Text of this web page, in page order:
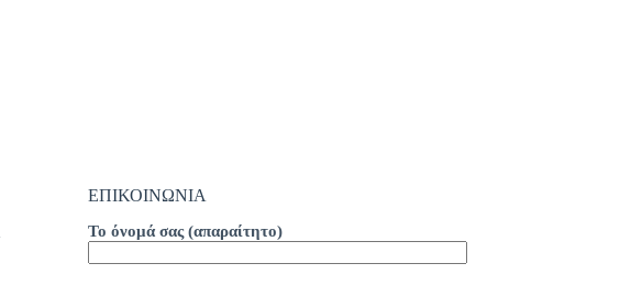
ΕΠΙΚΟΙΝΩΝΙΑ
Το όνομά σας (απαραίτητο)